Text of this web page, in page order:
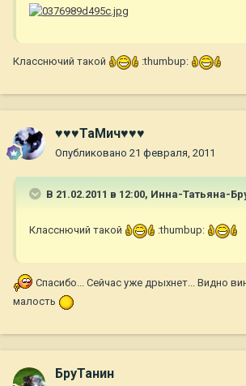
Класснючий такой :thumbup:
♥♥♥ТаМич♥♥♥
Опубликовано 21 февраля, 2011
В 21.02.2011 в 12:00, Инна-Татьяна-
Класснючий такой :thumbup:
Спасибо... Сейчас уже дрыхнет... Видно
малость
БруТанин